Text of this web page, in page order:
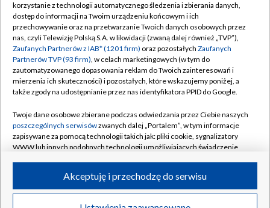
TVP
Abonament TVP
Emisja w TVP
Centrum informacji TVP
Naziemna Telewizja Cyfrowa
Rada Programowa
System NOS
Informacje o nadawcy
Program dla prasy
Regulamin TVP
Polityka prywatności
Moje zgody
Pomoc
Kontakt
Kanały
©2026 Telewizja Polska S.A. w likwidacji
korzystanie z technologii automatycznego śledzenia i zbierania danych,
dostęp do informacji na Twoim urządzeniu końcowym i ich
przechowywanie oraz na przetwarzanie Twoich danych osobowych przez
nas, czyli Telewizję Polską S.A. w likwidacji (zwaną dalej również „TVP”),
Zaufanych Partnerów z IAB* (1201 firm) oraz pozostałych Zaufanych
Partnerów TVP (93 firm), w celach marketingowych (w tym do
zautomatyzowanego dopasowania reklam do Twoich zainteresowań i
mierzenia ich skuteczności) i pozostałych, które wskazujemy poniżej, a
także zgody na udostępnianie przez nas identyfikatora PPID do Google.
Twoje dane osobowe zbierane podczas odwiedzania przez Ciebie naszych
poszczególnych serwisówzwanych dalej „Portalem”, w tym informacje
zapisywane za pomocą technologii takich jak: pliki cookie, sygnalizatory
WWW lub innych podobnych technologii umożliwiających świadczenie
ruchu w Internecie.
Twoje dane osobowe zbierane podczas odwiedzania przez Ciebie
Akceptuję i przechodzę do serwisu